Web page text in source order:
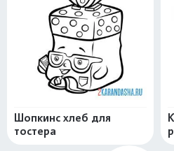
Шопкинс хлеб для
тостера